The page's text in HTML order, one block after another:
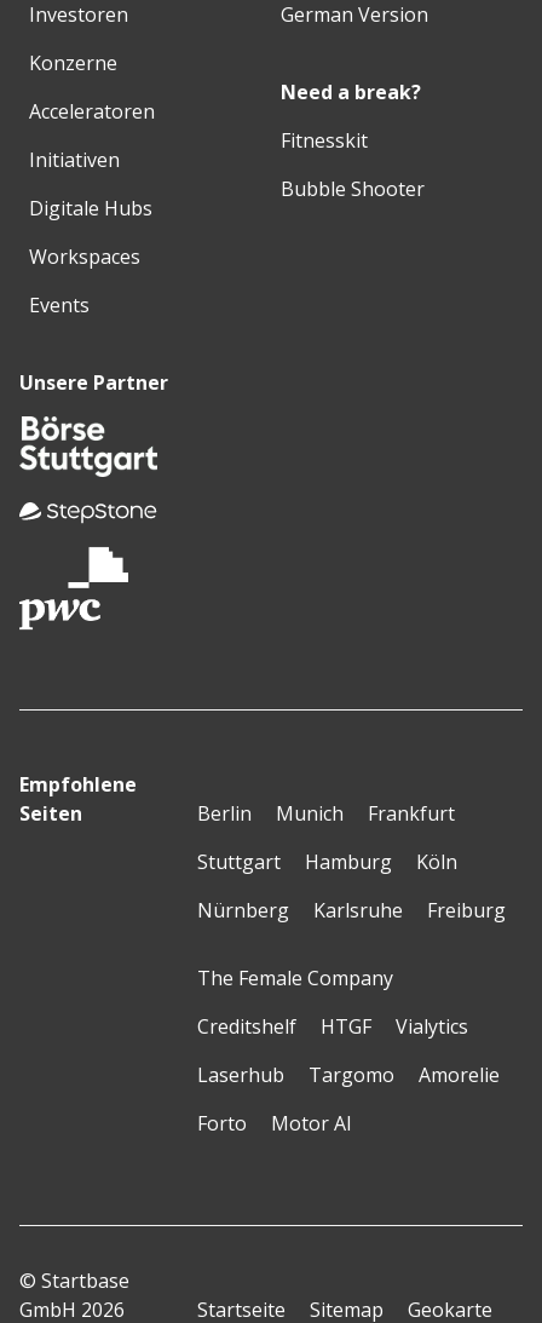
Investoren
Konzerne
Acceleratoren
Initiativen
Digitale Hubs
Workspaces
Events
German Version
Need a break?
Fitnesskit
Bubble Shooter
Unsere Partner
Empfohlene
Seiten
Berlin Munich
Frankfurt
Stuttgart
Hamburg
Köln
Nürnberg
Karlsruhe Freiburg
The Female Company
Creditshelf
HTGF
Vialytics
Laserhub
Targomo
Amorelie
Forto
Motor AI
© Startbase
GmbH 2026
Startseite Sitemap Geokarte